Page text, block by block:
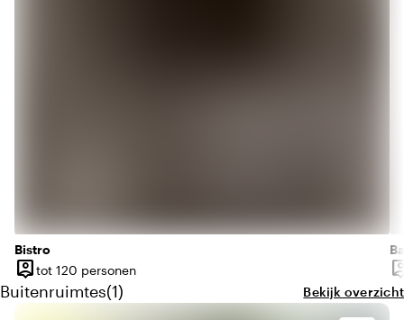
Bistro
person_pin
Capaciteit
tot 120 personen
Buitenruimtes
Aantal buitenruimtes: 1
(1) Bekijk overzicht